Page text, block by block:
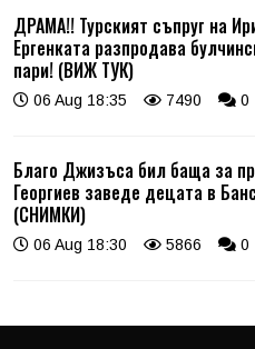
ДРАМА!! Турският съпруг на
Ергенката разпродава
пари! (ВИЖ ТУК)
06 Aug 18:35 7490 0
Благо Джизъса бил баща за
Георгиев заведе децата в
(СНИМКИ)
06 Aug 18:30 5866 0